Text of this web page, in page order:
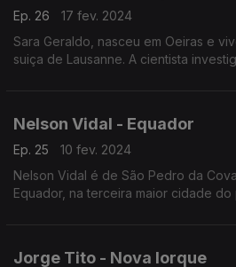
Ep. 26
17 fev. 2024
Sara Geraldo, nasceu em Oeiras e
suiça de Lausanne. A cientista
Nelson Vidal - Equador
Ep. 25
10 fev. 2024
Nelson Vidal é de São Pedro da
Equador, na terceira maior cidade do
Jorge Tito - Nova Iorque